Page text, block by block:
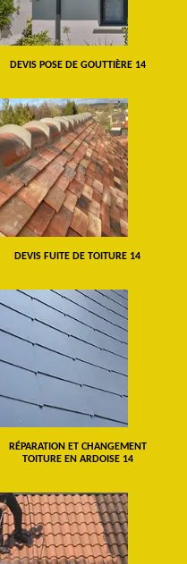
DEVIS POSE DE GOUTTIÈRE 14
DEVIS FUITE DE TOITURE 14
RÉPARATION ET CHANGEMENT
TOITURE EN ARDOISE 14